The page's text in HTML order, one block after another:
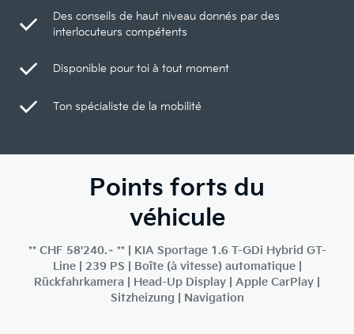
Des conseils de haut niveau donnés par des
interlocuteurs compétents
Disponible pour toi à tout moment
Ton spécialiste de la mobilité
Points forts du
véhicule
** CHF 58'240.– ** | KIA Sportage 1.6 T-GDi Hybrid GT-
Line | 239 PS | Boîte (à vitesse) automatique |
Rückfahrkamera | Head-Up Display | Apple CarPlay |
Sitzheizung | Navigation